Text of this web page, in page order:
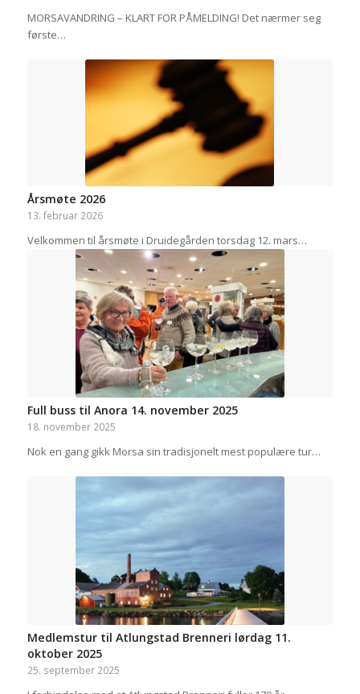
MORSAVANDRING – KLART FOR PÅMELDING! Det nærmer seg
første…
Årsmøte 2026
13. februar 2026
Velkommen til årsmøte i Druidegården torsdag 12. mars…
Full buss til Anora 14. november 2025
18. november 2025
Nok en gang gikk Morsa sin tradisjonelt mest populære tur…
Medlemstur til Atlungstad Brenneri lørdag 11.
oktober 2025
25. september 2025